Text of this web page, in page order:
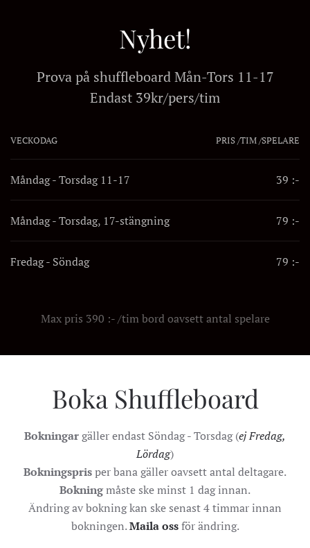
Nyhet!
Prova på shuffleboard Mån-Tors 11-17
Endast 39kr/pers/tim
VECKODAG PRIS /TIM /SPELARE
Måndag - Torsdag 11-17 39 :-
Måndag - Torsdag, 17-stängning 79 :-
Fredag - Söndag 79 :-
Max pris 390 :- /tim bord oavsett antal spelare
Boka Shuffleboard
Bokningargäller endast Söndag - Torsdag (ej Fredag,
Lördag)
Bokningsprisper bana gäller oavsett antal deltagare.
Bokningmåste ske minst 1 dag innan.
Ändring av bokning kan ske senast 4 timmar innan
bokningen.Maila ossför ändring.